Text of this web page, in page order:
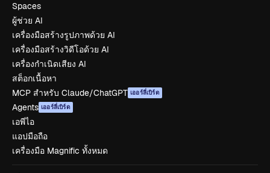
Spaces
ผู้ช่วย AI
เครื่องมือสร้างรูปภาพด้วย AI
เครื่องมือสร้างวิดีโอด้วย AI
เครื่องกำเนิดเสียง AI
สต็อกเนื้อหา
MCP สำหรับ Claude/ChatGPT เออร์ลี่เบิร์ด
Agents เออร์ลี่เบิร์ด
เอพีไอ
แอปมือถือ
เครื่องมือ Magnific ทั้งหมด